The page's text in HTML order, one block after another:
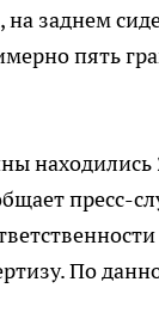
на заднем
пять
пресс-
По